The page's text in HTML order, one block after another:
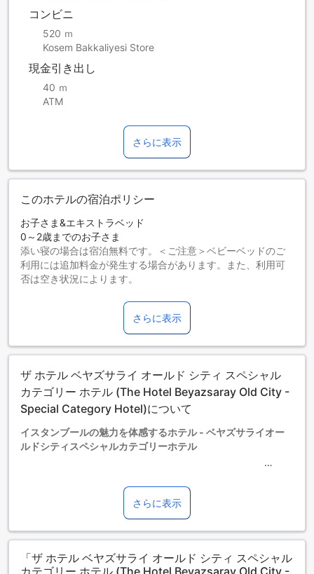
コンビニ
520 ｍ
Kosem Bakkaliyesi Store
現金引き出し
40 ｍ
ATM
さらに表示
このホテルの宿泊ポリシー
お子さま&エキストラベッド
0～2歳までのお子さま
添い寝の場合は宿泊無料です。＜ご注意＞ベビーベッドのご
利用には追加料金が発生する場合があります。また、利用可
否は空き状況によります。
添い寝の場合は宿泊無料です。
13歳以上の宿泊者は大人とみなされます。
エキストラベッドの追加可否は、ルームタイプにより異なり
ます。各ルームタイプ欄の記載をお確かめください。ルーム
ていない場合は、エキストラベッドの追加はできません。
【ご注意】6部屋以上をご予約の場合は、異なるご予約条件や
追加料金が適用されることがありますのでご了承ください。
さらに表示
ザ ホテル ベヤズサライ オールド シティ スペシャル
カテゴリー ホテル (The Hotel Beyazsaray Old City -
Special Category Hotel)について
イスタンブールの魅力を体感するホテル - ベヤズサライオー
ルドシティスペシャルカテゴリーホテル
イスタンブールの歴史的なエリアに位置するベヤズサライオ
ールドシティスペシャルカテゴリーホテルは、旅行者にとっ
て理想的な宿泊施設です。チェックインは午後2時から可能
で、チェックアウトは正午12時までと、ゆったりとしたスケ
ジュールで滞在を楽しむことができます。全96室の客室は、
心地よい空間を提供し、観光やビジネスで訪れる方々に最適
さらに表示
「ザ ホテル ベヤズサライ オールド シティ スペシャル
カテゴリー ホテル (The Hotel Beyazsaray Old City -